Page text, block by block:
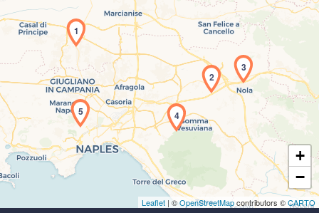
Caricamento della carta in corso...
1
2
3
4
5
+
−
Leaflet | ©OpenStreetMapcontributors ©CARTO